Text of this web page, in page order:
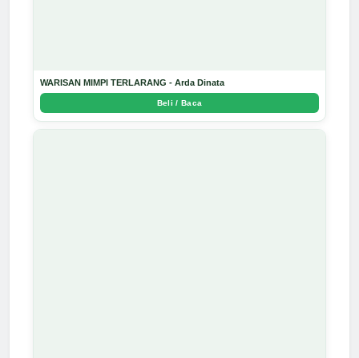
WARISAN MIMPI TERLARANG - Arda Dinata
Beli / Baca